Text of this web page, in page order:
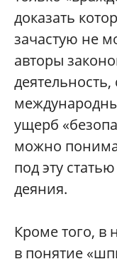
доказать
зачастую не
авторы
деятельность,
ущерб
можно
под эту
деяния.
Кроме того, в
в понятие